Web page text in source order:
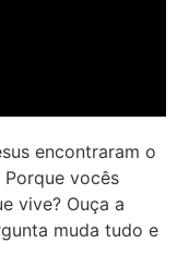
encontraram o
vocês
vive? Ouça a
muda tudo e